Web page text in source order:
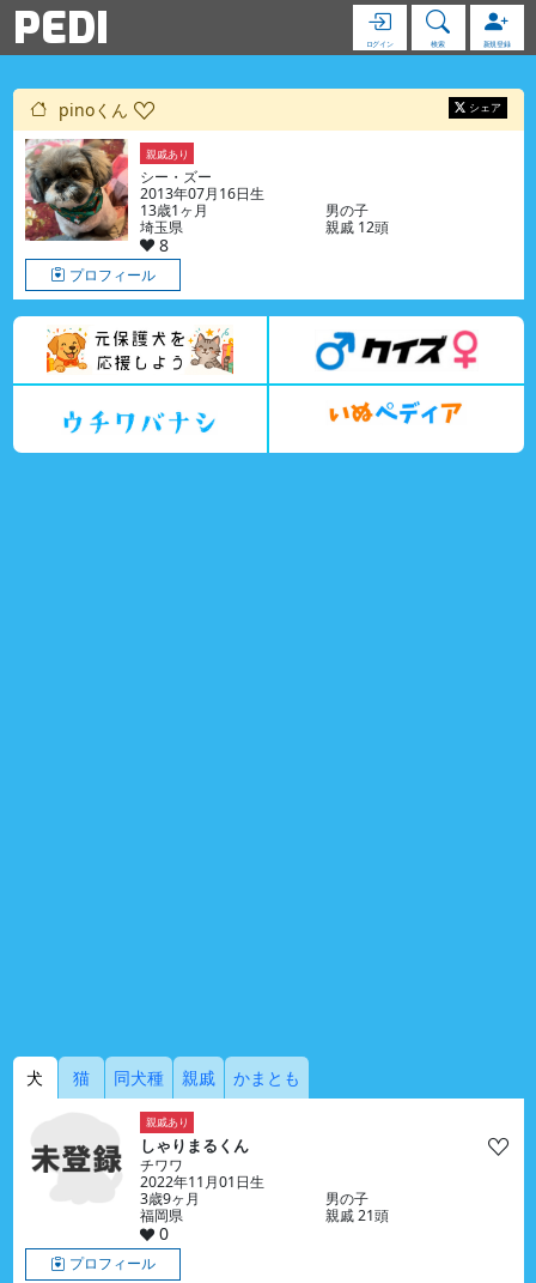
PEDI ログイン 検索 新規登録
pinoくん シェア
親戚あり
シー・ズー
2013年07月16日生
13歳1ヶ月
男の子
埼玉県
親戚 12頭
8
プロフィール
犬 猫 同犬種 親戚 かまとも
親戚あり
しゃりまるくん
チワワ
2022年11月01日生
3歳9ヶ月
男の子
福岡県
親戚 21頭
0
プロフィール